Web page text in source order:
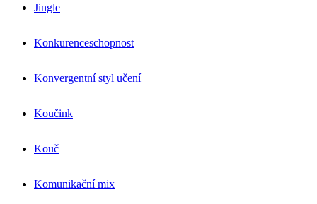
Jingle
Konkurenceschopnost
Konvergentní styl učení
Koučink
Kouč
Komunikační mix